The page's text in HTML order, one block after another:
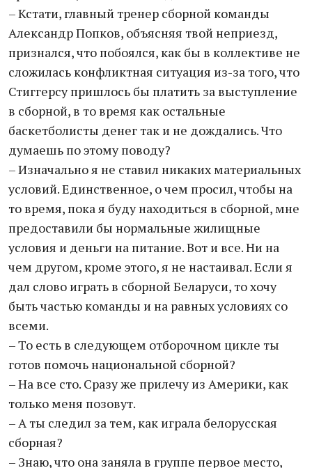
– Кстати, главный тренер сборной команды
Александр Попков, объясняя твой неприезд,
признался, что побоялся, как бы в коллективе не
сложилась конфликтная ситуация из-за того, что
Стиггерсу пришлось бы платить за выступление
в сборной, в то время как остальные
баскетболисты денег так и не дождались. Что
думаешь по этому поводу?
– Изначально я не ставил никаких материальных
условий. Единственное, о чем просил, чтобы на
то время, пока я буду находиться в сборной, мне
предоставили бы нормальные жилищные
условия и деньги на питание. Вот и все. Ни на
чем другом, кроме этого, я не настаивал. Если я
дал слово играть в сборной Беларуси, то хочу
быть частью команды и на равных условиях со
всеми.
– То есть в следующем отборочном цикле ты
готов помочь национальной сборной?
– На все сто. Сразу же прилечу из Америки, как
только меня позовут.
– А ты следил за тем, как играла белорусская
сборная?
– Знаю, что она заняла в группе первое место,